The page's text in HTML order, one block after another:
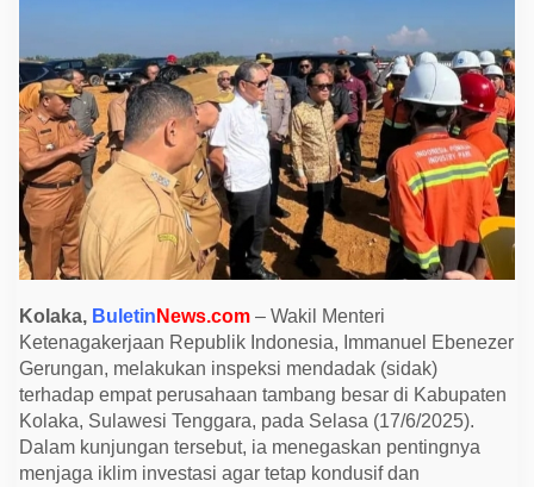
p
a
t
T
a
m
b
a
n
g
d
i
K
l
a
k
a
,
J
a
n
g
a
Kolaka, Buletin News.com – Wakil Menteri
Ketenagakerjaan Republik Indonesia, Immanuel Ebenezer
Gerungan, melakukan inspeksi mendadak (sidak)
terhadap empat perusahaan tambang besar di Kabupaten
Kolaka, Sulawesi Tenggara, pada Selasa (17/6/2025).
Dalam kunjungan tersebut, ia menegaskan pentingnya
menjaga iklim investasi agar tetap kondusif dan